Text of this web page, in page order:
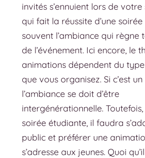
invités s’ennuient lors de votre
qui fait la réussite d’une soirée
souvent l’ambiance qui règne
de l’événement. Ici encore, le
animations dépendent du
que vous organisez. Si c’est
l’ambiance se doit d’être
intergénérationnelle. Toutefois,
soirée étudiante, il faudra
public et préférer une
s’adresse aux jeunes. Quoi